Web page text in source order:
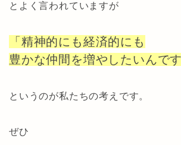
とよく言われていますが
「精神的にも経済的にも
豊かな仲間を増やしたいんです
というのが私たちの考えです。
ぜひ